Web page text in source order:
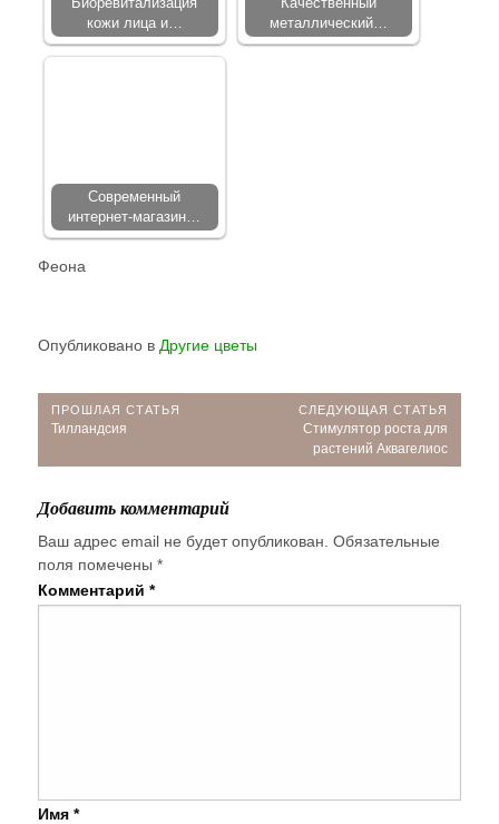
кожи лица и…
металлический…
Современный
интернет-магазин…
Феона
Опубликовано в Другие цветы
Навигация
ПРОШЛАЯ СТАТЬЯ
Прошлая
Тилландсия
СЛЕДУЮЩАЯ СТАТЬЯ
Следующая
статья:
Стимулятор роста для
растений Аквагелиос
Добавить комментарий
Ваш адрес email не будет опубликован. Обязательные
поля помечены *
Комментарий *
Имя *